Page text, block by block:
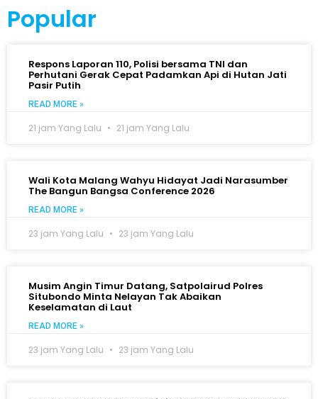
Popular
Respons Laporan 110, Polisi bersama TNI dan
Perhutani Gerak Cepat Padamkan Api di Hutan Jati
Pasir Putih
READ MORE »
21 jam Yang Lalu 21 jam Yang Lalu
Wali Kota Malang Wahyu Hidayat Jadi Narasumber
The Bangun Bangsa Conference 2026
READ MORE »
23 jam Yang Lalu 23 jam Yang Lalu
Musim Angin Timur Datang, Satpolairud Polres
Situbondo Minta Nelayan Tak Abaikan
Keselamatan di Laut
READ MORE »
23 jam Yang Lalu 23 jam Yang Lalu